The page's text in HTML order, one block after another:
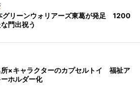
グリーンウォリアーズ東葛が発足 1200
門出祝う
所×キャラクターのカプセルトイ 福祉ア
ホルダー化